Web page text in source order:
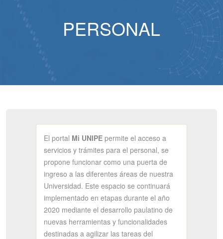
PERSONAL
El portal Mi UNIPE permite el acceso a
servicios y trámites para el personal, se
propone funcionar como una puerta de
ingreso a las diferentes áreas de nuestra
Universidad. Este espacio se continuará
implementado en etapas durante el año
2020 mediante el desarrollo paulatino de
nuevas herramientas y funcionalidades
destinadas a agilizar las tareas del